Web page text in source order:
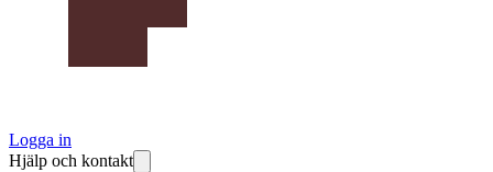
Logga in
Hjälp och kontakt